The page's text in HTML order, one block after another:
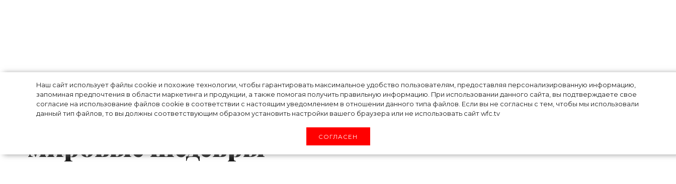
Наш сайт использует файлы cookie и похожие технологии, чтобы гарантировать максимальное удобство пользователям, предоставляя персонализированную информацию,
запоминая предпочтения в области маркетинга и продукции, а также помогая получить правильную информацию. При использовании данного сайта, вы подтверждаете свое
согласие на использование файлов cookie в соответствии с настоящим уведомлением в отношении данного типа файлов. Если вы не согласны с тем, чтобы мы использовали
данный тип файлов, то вы должны соответствующим образом установить настройки вашего браузера или не использовать сайт wfc.tv
СОГЛАСЕН
Домашняя копия: в *******е
пользователи повторяют
мировые шедевры